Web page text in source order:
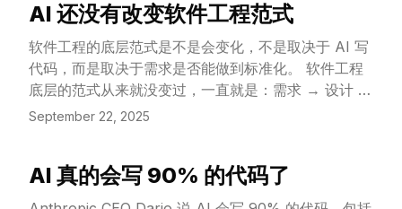
AI 还没有改变软件工程范式
软件工程的底层范式是不是会变化，不是取决于 AI 写
代码，而是取决于需求是否能做到标准化。 软件工程
底层的范式从来就没变过，一直就是：需求 → 设计 →
开发 → 测试 → 部署；瀑布模型是如此，敏捷开发也
September 22, 2025
View Article
AI 真的会写 90% 的代码了
View Article